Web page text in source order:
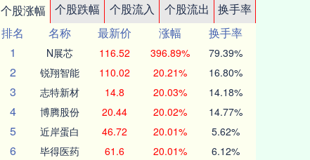
个股涨幅 个股跌幅 个股流入 个股流出
换手率
排名
名称 最新价 涨幅
换手率
1
N展芯 116.52 396.89% 79.39%
2 锐翔智能 110.02 20.21% 16.80%
3 志特新材 14.8 20.03% 14.18%
4 博腾股份 20.44 20.02% 14.77%
5 近岸蛋白 46.72 20.01% 5.62%
6 毕得医药 61.6 20.01% 6.12%